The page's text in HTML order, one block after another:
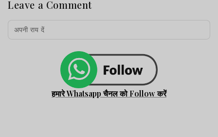
Leave a Comment
हमारे Whatsapp चैनल को Follow करें